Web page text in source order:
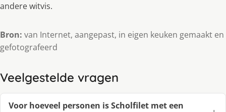
andere witvis.
Bron: van Internet, aangepast, in eigen keuken gemaakt en
gefotografeerd
Veelgestelde vragen
Voor hoeveel personen is Scholfilet met een